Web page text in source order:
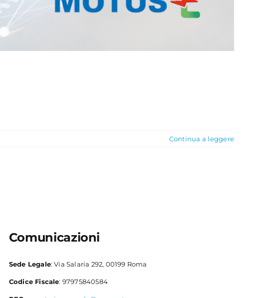
Continua a leggere
Comunicazioni
Sede Legale: Via Salaria 292, 00199 Roma
Codice Fiscale: 97975840584